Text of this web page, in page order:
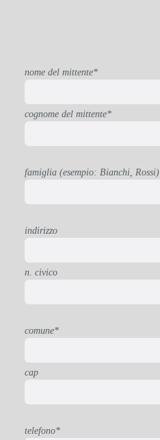
nome del mittente*
cognome del mittente*
famiglia (esempio: Bianchi, Rossi)
indirizzo
n. civico
comune*
cap
telefono*